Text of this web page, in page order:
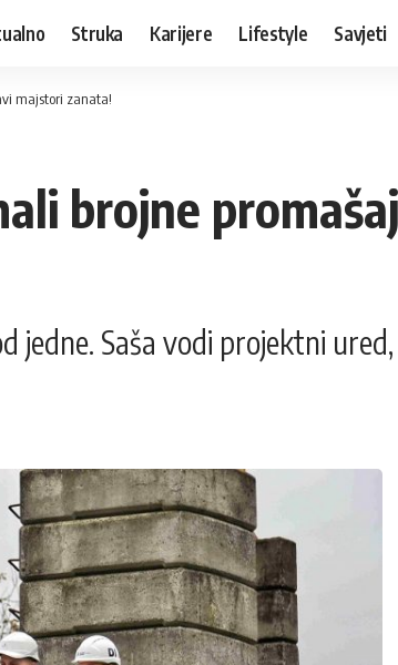
Struka Karijere Lifestyle Savjeti
majstori zanata!
brojne
jedne. Saša vodi projektni